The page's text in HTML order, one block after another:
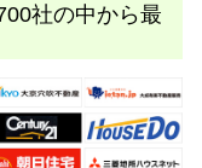
社の中から最